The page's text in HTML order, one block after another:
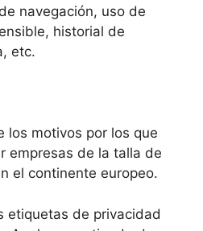
navegación, uso de
historial de
etc.
los motivos por los que
empresas de la talla de
el continente europeo.
etiquetas de privacidad